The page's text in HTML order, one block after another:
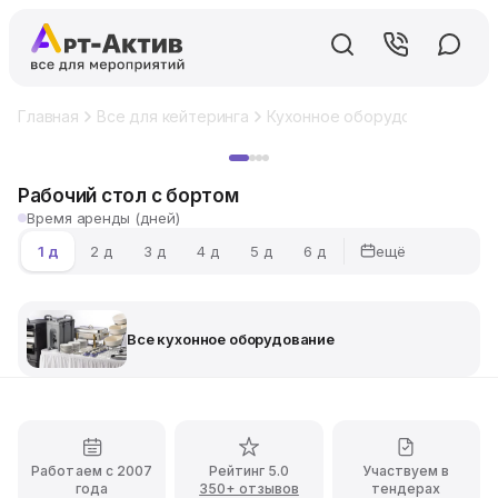
Главная Все для кейтеринга Кухонное оборудование
Рабочий стол с бортом
Время аренды (дней)
1 д
2 д 3 д 4 д 5 д 6 д ещё
Все кухонное оборудование
Работаем с 2007
года
Рейтинг 5.0
350+ отзывов
Участвуем в
тендерах